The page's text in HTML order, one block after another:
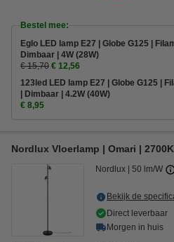
Bestel mee:
Eglo LED lamp E27 | Globe G125 |
Dimbaar | 4W (28W)
€ 15,70 € 12,56
123led LED lamp E27 | Globe G125 |
| Dimbaar | 4.2W (40W)
€ 8,95
Nordlux Vloerlamp | Omari |
Nordlux 50 lm/W
Bekijk de
Direct leverbaar
Morgen in huis